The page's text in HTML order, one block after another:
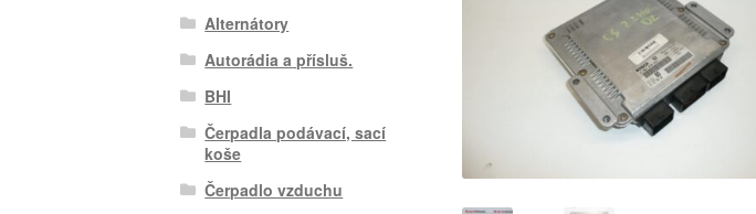
Alternátory
Autorádia a přísluš.
BHI
Čerpadla podávací, sací
koše
Čerpadlo vzduchu